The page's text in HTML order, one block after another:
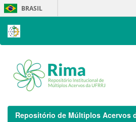
Skip
navigation
BRASIL
Repositório de Múltiplos Acervos